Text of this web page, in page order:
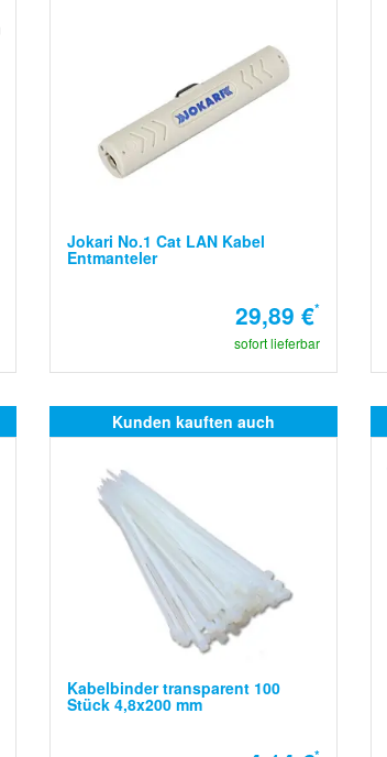
Jokari No.1 Cat LAN Kabel
Entmanteler
29,89 €*
sofort lieferbar
Kunden kauften auch
Kabelbinder transparent 100
Stück 4,8x200 mm